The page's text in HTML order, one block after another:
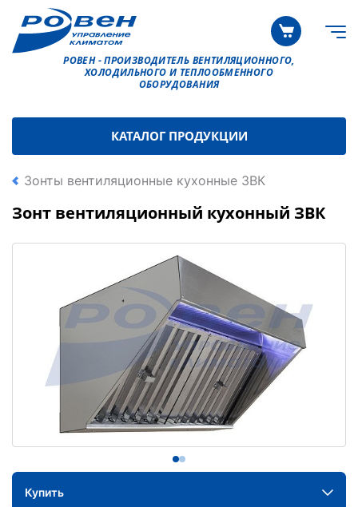
РОВЕН - ПРОИЗВОДИТЕЛЬ ВЕНТИЛЯЦИОННОГО,
ХОЛОДИЛЬНОГО И ТЕПЛООБМЕННОГО
ОБОРУДОВАНИЯ
КАТАЛОГ ПРОДУКЦИИ
Зонты вентиляционные кухонные ЗВК
Зонт вентиляционный кухонный ЗВК
Купить